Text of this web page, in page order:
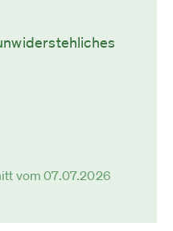
vom 07.07.2026